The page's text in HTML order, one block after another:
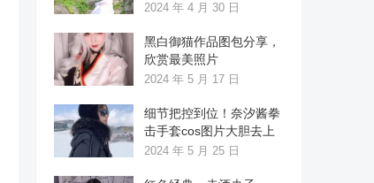
2024 年 4 月 30 日
黑白御猫作品图包分享，
欣赏最美照片
2024 年 5 月 17 日
细节把控到位！奈汐酱拳
击手套cos图片大胆去上
2024 年 5 月 25 日